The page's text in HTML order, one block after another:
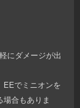
にダメージが出
でミニオンを
合もありま